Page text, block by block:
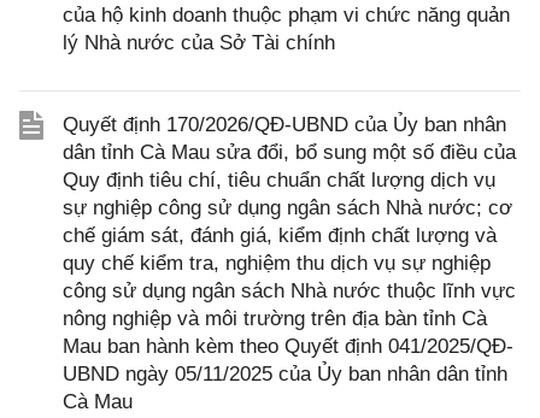
của hộ kinh doanh thuộc phạm vi chức năng quản
lý Nhà nước của Sở Tài chính
Quyết định 170/2026/QĐ-UBND của Ủy ban nhân
dân tỉnh Cà Mau sửa đổi, bổ sung một số điều của
Quy định tiêu chí, tiêu chuẩn chất lượng dịch vụ
sự nghiệp công sử dụng ngân sách Nhà nước; cơ
chế giám sát, đánh giá, kiểm định chất lượng và
quy chế kiểm tra, nghiệm thu dịch vụ sự nghiệp
công sử dụng ngân sách Nhà nước thuộc lĩnh vực
nông nghiệp và môi trường trên địa bàn tỉnh Cà
Mau ban hành kèm theo Quyết định 041/2025/QĐ-
UBND ngày 05/11/2025 của Ủy ban nhân dân tỉnh
Cà Mau